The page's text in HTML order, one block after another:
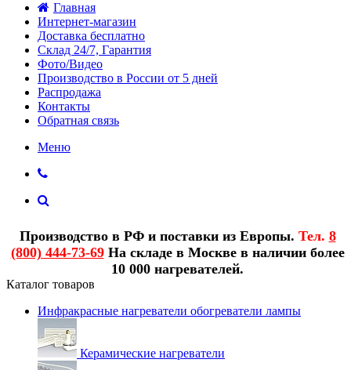
Главная
Интернет-магазин
Доставка бесплатно
Склад 24/7, Гарантия
Фото/Видео
Производство в России от 5 дней
Распродажа
Контакты
Обратная связь
Меню
Производство в РФ и поставки из Европы. Тел. 8
(800) 444-73-69На складе в Москве в наличии более
10 000 нагревателей.
Каталог товаров
Инфракрасные нагреватели обогреватели лампы
Керамические нагреватели